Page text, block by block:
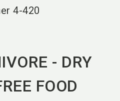
4-420
- DRY
FOOD